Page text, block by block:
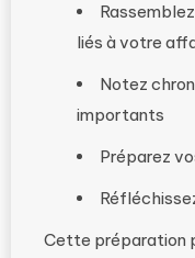
liés à votre
Notez
importants
Préparez
Cette préparation